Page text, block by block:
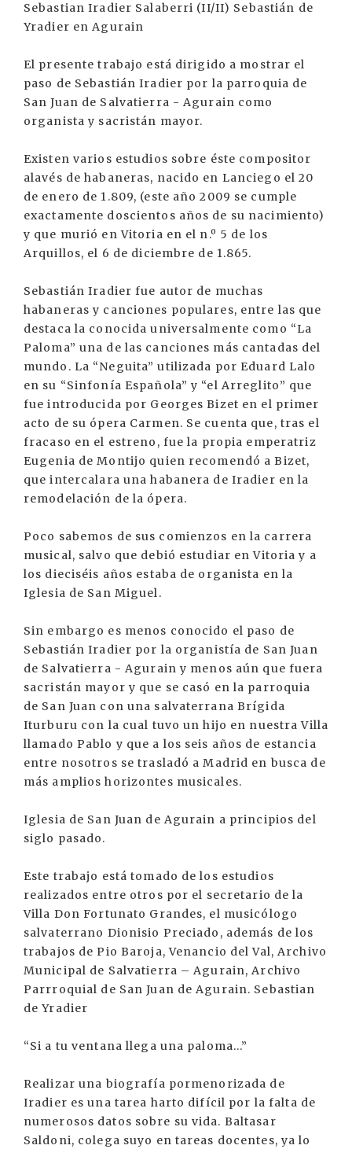
Sebastian Iradier Salaberri (II/II) Sebastián de
Yradier en Agurain
El presente trabajo está dirigido a mostrar el
paso de Sebastián Iradier por la parroquia de
San Juan de Salvatierra - Agurain como
organista y sacristán mayor.
Existen varios estudios sobre éste compositor
alavés de habaneras, nacido en Lanciego el 20
de enero de 1.809, (este año 2009 se cumple
exactamente doscientos años de su nacimiento)
y que murió en Vitoria en el n.º 5 de los
Arquillos, el 6 de diciembre de 1.865.
Sebastián Iradier fue autor de muchas
habaneras y canciones populares, entre las que
destaca la conocida universalmente como “La
Paloma” una de las canciones más cantadas del
mundo. La “Neguita” utilizada por Eduard Lalo
en su “Sinfonía Española” y “el Arreglito” que
fue introducida por Georges Bizet en el primer
acto de su ópera Carmen. Se cuenta que, tras el
fracaso en el estreno, fue la propia emperatriz
Eugenia de Montijo quien recomendó a Bizet,
que intercalara una habanera de Iradier en la
remodelación de la ópera.
Poco sabemos de sus comienzos en la carrera
musical, salvo que debió estudiar en Vitoria y a
los dieciséis años estaba de organista en la
Iglesia de San Miguel.
Sin embargo es menos conocido el paso de
Sebastián Iradier por la organistía de San Juan
de Salvatierra - Agurain y menos aún que fuera
sacristán mayor y que se casó en la parroquia
de San Juan con una salvaterrana Brígida
Iturburu con la cual tuvo un hijo en nuestra Villa
llamado Pablo y que a los seis años de estancia
entre nosotros se trasladó a Madrid en busca de
más amplios horizontes musicales.
Iglesia de San Juan de Agurain a principios del
siglo pasado.
Este trabajo está tomado de los estudios
realizados entre otros por el secretario de la
Villa Don Fortunato Grandes, el musicólogo
salvaterrano Dionisio Preciado, además de los
trabajos de Pio Baroja, Venancio del Val, Archivo
Municipal de Salvatierra – Agurain, Archivo
Parrroquial de San Juan de Agurain. Sebastian
de Yradier
“Si a tu ventana llega una paloma...”
Realizar una biografía pormenorizada de
Iradier es una tarea harto difícil por la falta de
numerosos datos sobre su vida. Baltasar
Saldoni, colega suyo en tareas docentes, ya lo